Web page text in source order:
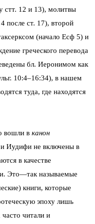
12 и 13), молитвы
после ст. 17), второй
(начало Есф 5) и
греческого перевода
бл. Иеронимом как
10:4–16:34), в нашем
туда, где находятся
вошли в канон
Иудифи не включены в
в качестве
Это—так называемые
книги, которые
эпоху лишь
читали и